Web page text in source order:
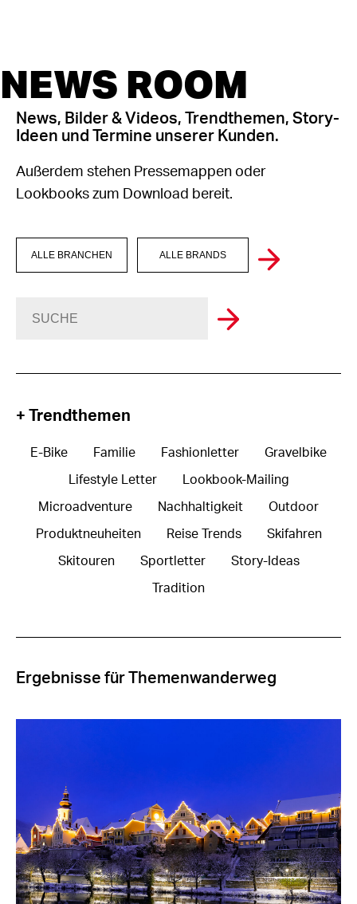
NEWS ROOM
News, Bilder & Videos, Trendthemen, Story-
Ideen und Termine unserer Kunden.
Außerdem stehen Pressemappen oder
Lookbooks zum Download bereit.
ALLE BRANCHEN ALLE BRANDS
+ Trendthemen
E-Bike Familie Fashionletter Gravelbike
Lifestyle Letter Lookbook-Mailing
Microadventure Nachhaltigkeit Outdoor
Produktneuheiten Reise Trends Skifahren
Skitouren Sportletter Story-Ideas
Tradition
Ergebnisse für Themenwanderweg